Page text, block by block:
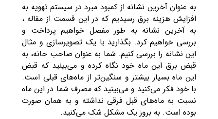
به عنوان آخرین نشانه از کمبود مبرد در سیستم تهویه به
افزایش هزینه برق رسیدیم که در این قسمت از مقاله ،
به آخرین نشانه به طور مفصل خواهیم پرداخت و
بررسی خواهیم کرد. بگذارید با یک تصویرسازی و مثال
این نشانه را بررسی کنیم. شما به عنوان صاحب خانه، به
قبض برق این ماه خود نگاه کرده و می‌بینید که قبض
این ماه بسیار بیشتر و سنگین‌تر از ماه‌های قبلی است.
با خود فکر می‌‌کنید و می‌بینید که مصرف شما در این ماه
نسبت به ماه‌های قبل فرقی نداشته و به همان صورت
بوده است. به بروز یک مشکل شک می‌کنید.